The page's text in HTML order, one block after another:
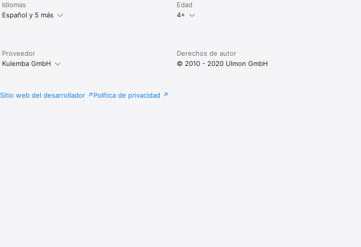
Idiomas
Español y 5 más
Edad
4+
Proveedor
Kulemba GmbH
Derechos de autor
© 2010 - 2020 Ulmon GmbH
Sitio web del desarrollador Política de privacidad